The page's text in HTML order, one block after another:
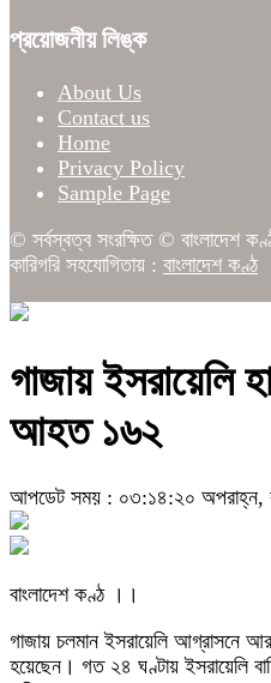
প্রয়োজনীয় লিঙ্ক
About Us
Contact us
Home
Privacy Policy
Sample Page
© সর্বস্বত্ব সংরক্ষিত © বাংলাদেশ
কারিগরি সহযোগিতায় : বাংলাদেশ কণ্ঠ
গাজায় ইসরায়েলি
আহত ১৬২
আপডেট সময় : ০৩:১৪:২০ অপরাহ্ন,
বাংলাদেশ কণ্ঠ ।।
গাজায় চলমান ইসরায়েলি আগ্রাসনে
হয়েছেন। গত ২৪ ঘণ্টায় ইসরায়েলি